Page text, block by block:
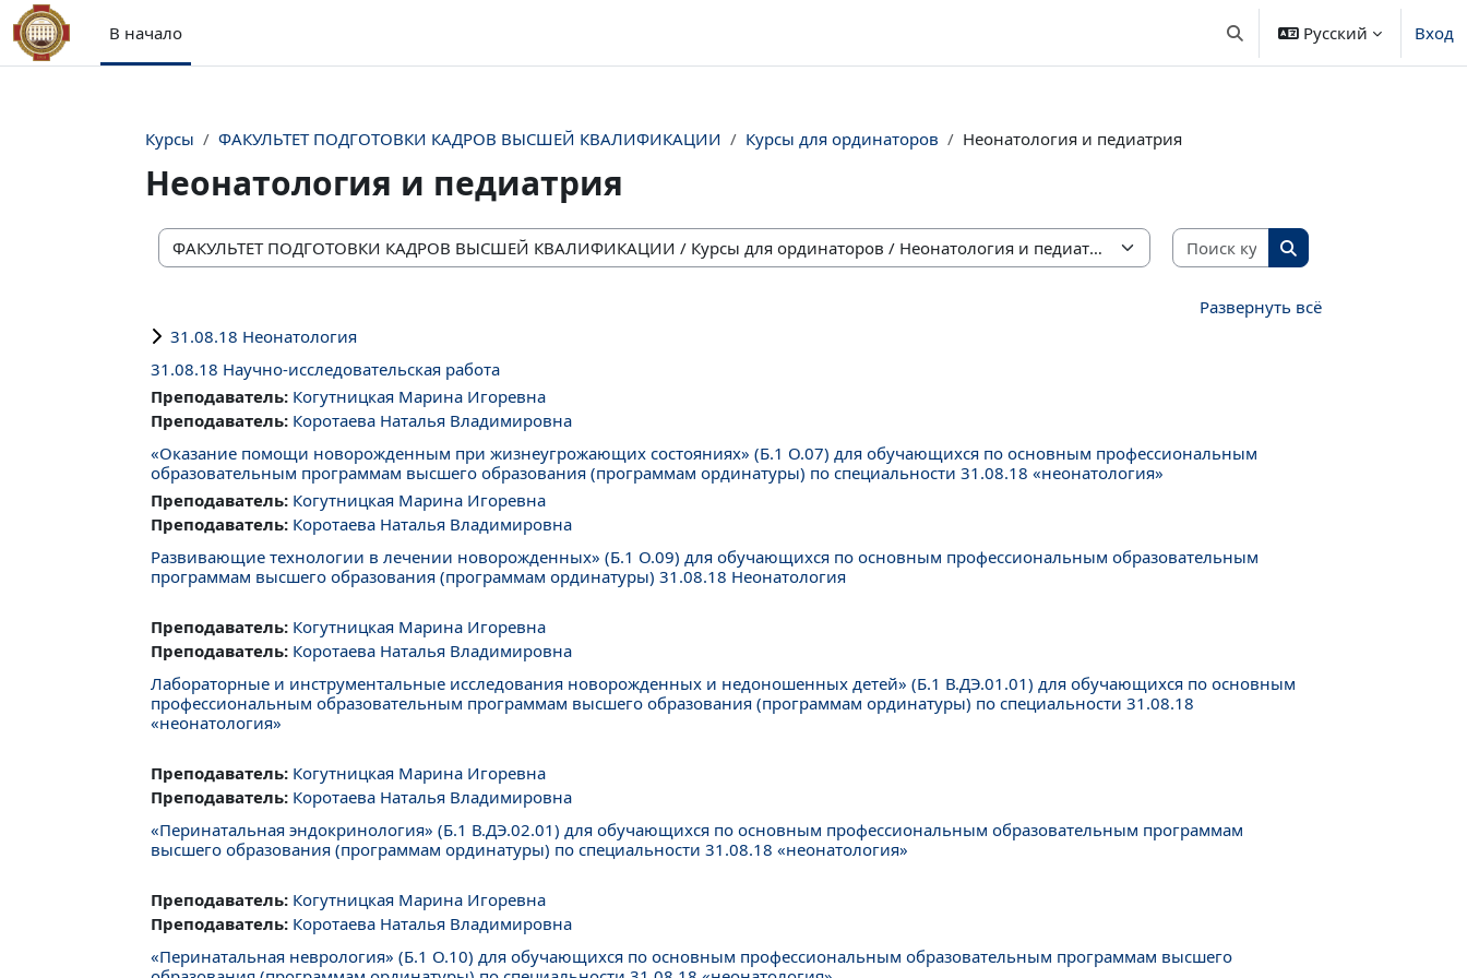
Перейти к основному содержанию
В начало
Изменить данные поисковой
Русский Вход
Курсы ФАКУЛЬТЕТ ПОДГОТОВКИ КАДРОВ ВЫСШЕЙ КВАЛИФИКАЦИИ Курсы для ординаторов Неонатология и педиатрия
Неонатология и педиатрия
Категории курсов
Поиск курса
Поиск курса
Развернуть всё
31.08.18 Неонатология
31.08.18 Научно-исследовательская работа
Преподаватель: Когутницкая Марина Игоревна
Преподаватель: Коротаева Наталья Владимировна
«Оказание помощи новорожденным при жизнеугрожающих состояниях» (Б.1 О.07) для обучающихся по основным профессиональным
образовательным программам высшего образования (программам ординатуры) по специальности 31.08.18 «неонатология»
Преподаватель: Когутницкая Марина Игоревна
Преподаватель: Коротаева Наталья Владимировна
Развивающие технологии в лечении новорожденных» (Б.1 О.09) для обучающихся по основным профессиональным образовательным
программам высшего образования (программам ординатуры) 31.08.18 Неонатология
Преподаватель: Когутницкая Марина Игоревна
Преподаватель: Коротаева Наталья Владимировна
Лабораторные и инструментальные исследования новорожденных и недоношенных детей» (Б.1 В.ДЭ.01.01) для обучающихся по основным
профессиональным образовательным программам высшего образования (программам ординатуры) по специальности 31.08.18
«неонатология»
Преподаватель: Когутницкая Марина Игоревна
Преподаватель: Коротаева Наталья Владимировна
«Перинатальная эндокринология» (Б.1 В.ДЭ.02.01) для обучающихся по основным профессиональным образовательным программам
высшего образования (программам ординатуры) по специальности 31.08.18 «неонатология»
Преподаватель: Когутницкая Марина Игоревна
Преподаватель: Коротаева Наталья Владимировна
«Перинатальная неврология» (Б.1 О.10) для обучающихся по основным профессиональным образовательным программам высшего